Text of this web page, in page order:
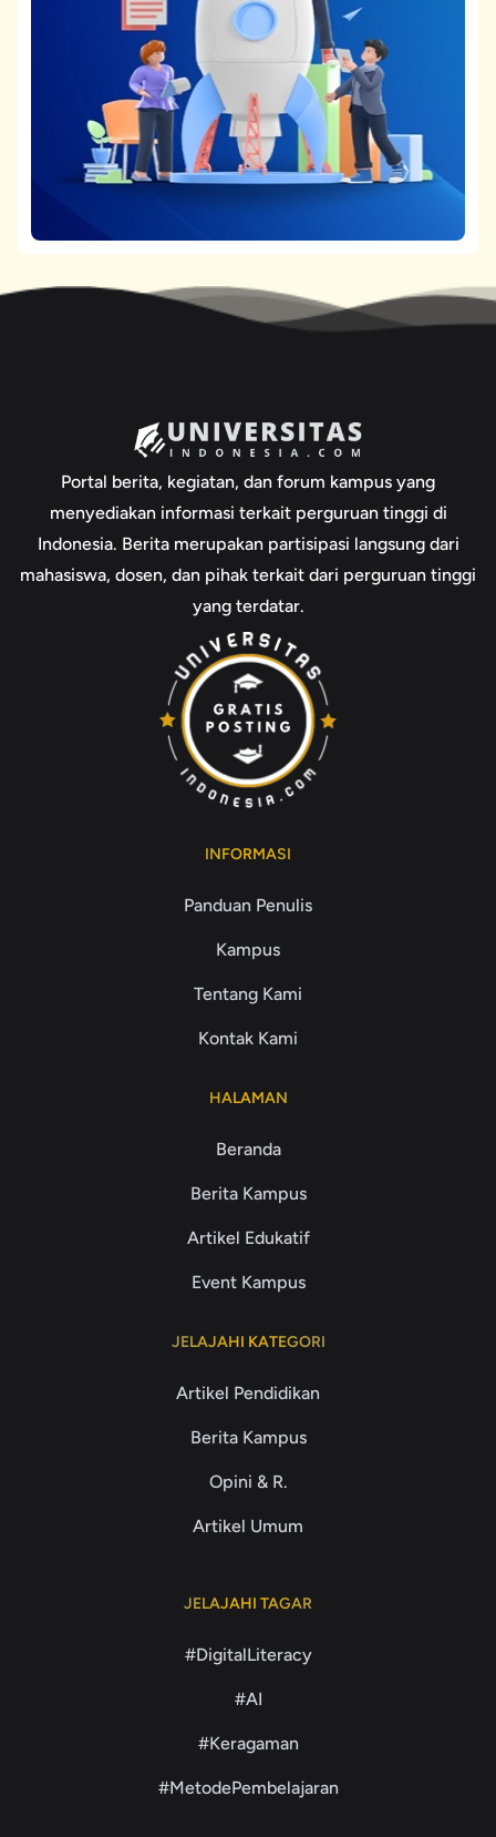
Portal berita, kegiatan, dan forum kampus yang
menyediakan informasi terkait perguruan tinggi di
Indonesia. Berita merupakan partisipasi langsung dari
mahasiswa, dosen, dan pihak terkait dari perguruan tinggi
yang terdatar.
INFORMASI
Panduan Penulis
Kampus
Tentang Kami
Kontak Kami
HALAMAN
Beranda
Berita Kampus
Artikel Edukatif
Event Kampus
JELAJAHI KATEGORI
Artikel Pendidikan
Berita Kampus
Opini & R.
Artikel Umum
JELAJAHI TAGAR
#DigitalLiteracy
#AI
#Keragaman
#MetodePembelajaran